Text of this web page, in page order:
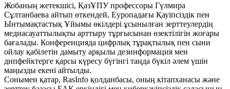
Жобаның жетекшісі, ҚазҰПУ профессоры Гүлмира
Сұлтанбаева айтып өткендей, Еуропадағы Қауіпсіздік пен
Ынтымақтастық Ұйымы өкілдері ұсынылған зерттеулердің
медиасауаттылықты арттыру тұрғысынан өзектілігін жоғары
бағалады. Конференцияда цифрлық тұрақтылық пен сыни
ойлау қабілетін дамыту арқылы дезинформация мен
дипфейктерге қарсы күресу бүгінгі таңда бүкіл әлем үшін
маңызды екені айтылды.
Сонымен қатар, RasInfo қолданбасы, оның кітапханасы және